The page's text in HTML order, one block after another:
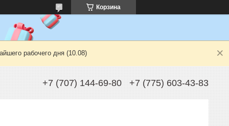
Корзина
рабочего дня (10.08)
+7 (707) 144-69-80 +7 (775) 603-43-83